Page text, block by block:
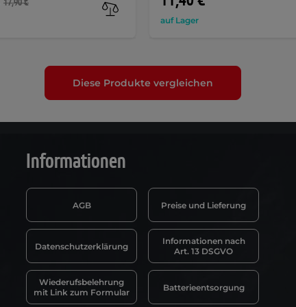
17,90 €
auf Lager
Diese Produkte vergleichen
Informationen
AGB Preise und Lieferung
Datenschutzerklärung
Informationen nach
Art. 13 DSGVO
Wiederufsbelehrung
mit Link zum Formular
Batterieentsorgung